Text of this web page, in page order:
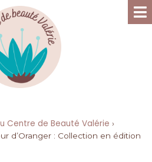
Centre de Beauté Valérie ›
d’Oranger : Collection en édition